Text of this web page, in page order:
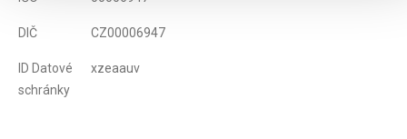
DIČ CZ00006947
ID Datové
schránky
xzeaauv